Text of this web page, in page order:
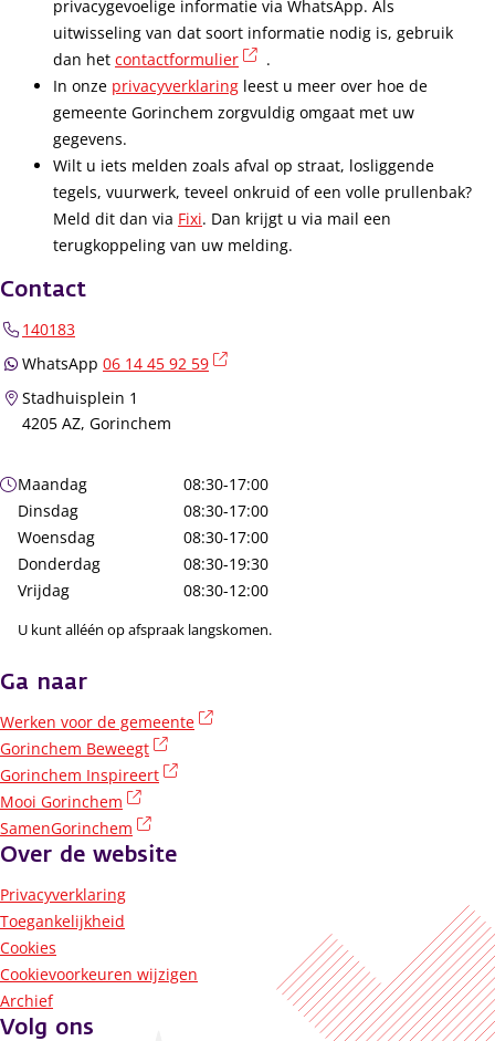
privacygevoelige informatie via WhatsApp. Als
uitwisseling van dat soort informatie nodig is, gebruik
dan het contactformulier (externe link)
.
In onze privacyverklaring leest u meer over hoe de
gemeente Gorinchem zorgvuldig omgaat met uw
gegevens.
Wilt u iets melden zoals afval op straat, losliggende
tegels, vuurwerk, teveel onkruid of een volle prullenbak?
Meld dit dan via Fixi. Dan krijgt u via mail een
terugkoppeling van uw melding.
Contact
140183
WhatsApp 06 14 45 92 59
Stadhuisplein 1
4205 AZ, Gorinchem
Openingstijden
Maandag
08:30-17:00
Dinsdag
08:30-17:00
Woensdag
08:30-17:00
Donderdag
08:30-19:30
Vrijdag
08:30-12:00
U kunt alléén op afspraak langskomen.
Ga naar
Werken voor de gemeente
Gorinchem Beweegt
Gorinchem Inspireert
Mooi Gorinchem
SamenGorinchem
Over de website
Privacyverklaring
Toegankelijkheid
Cookies
Cookievoorkeuren wijzigen
Archief
Volg ons